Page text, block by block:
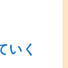
いく